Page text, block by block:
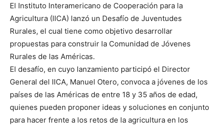
El Instituto Interamericano de Cooperación para la
Agricultura (IICA) lanzó un Desafío de Juventudes
Rurales, el cual tiene como objetivo desarrollar
propuestas para construir la Comunidad de Jóvenes
Rurales de las Américas.
El desafío, en cuyo lanzamiento participó el Director
General del IICA, Manuel Otero, convoca a jóvenes de los
países de las Américas de entre 18 y 35 años de edad,
quienes pueden proponer ideas y soluciones en conjunto
para hacer frente a los retos de la agricultura en los